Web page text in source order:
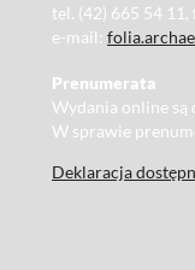
tel. (42) 665 54
e-mail:
Prenumerata
Wydania online są
W sprawie
Deklaracja